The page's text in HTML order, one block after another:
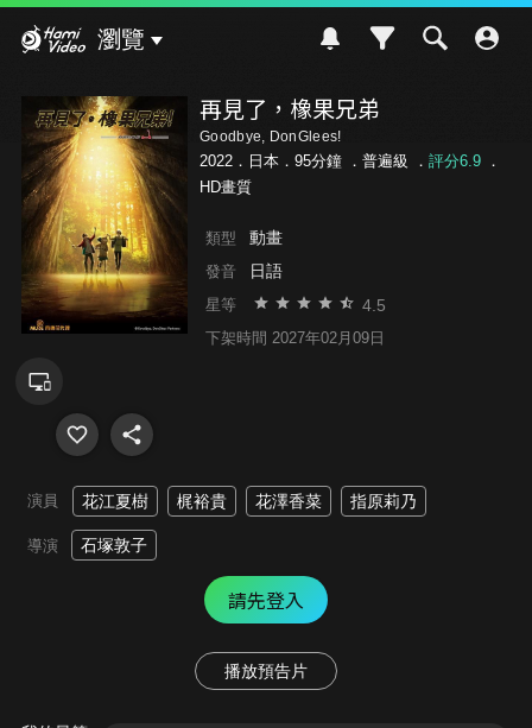
瀏覽
再見了，橡果兄弟
Goodbye, DonGlees!
2022．日本．95分鐘 ． 普遍級 ． 評分6.9．
HD畫質
類型 動畫
發音 日語
星等 4.5
下架時間 2027年02月09日
演員 花江夏樹 梶裕貴 花澤香菜 指原莉乃
導演 石塚敦子
請先登入
播放預告片